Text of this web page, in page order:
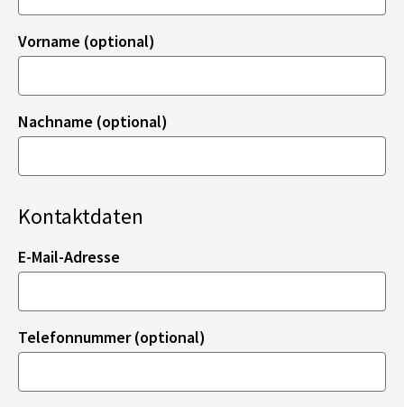
Vorname (optional)
Nachname (optional)
Kontaktdaten
E-Mail-Adresse
Telefonnummer (optional)